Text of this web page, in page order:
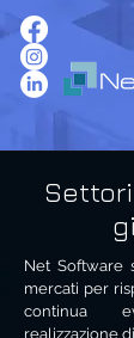
Net Software
mercati per
continua
realizzazione